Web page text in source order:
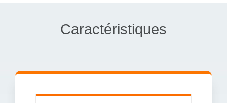
Caractéristiques